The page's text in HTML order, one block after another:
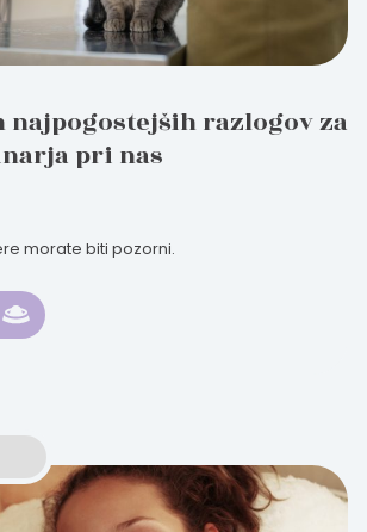
najpogostejših razlogov za
pri nas
morate biti pozorni.